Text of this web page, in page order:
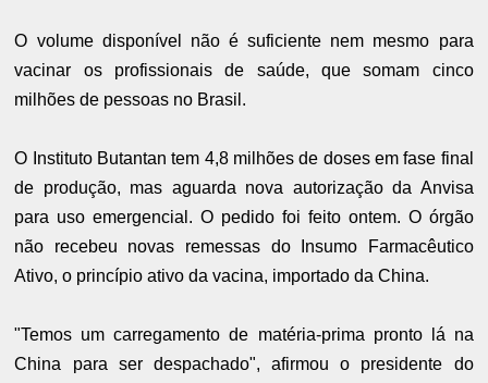
O volume disponível não é suficiente nem mesmo para
vacinar os profissionais de saúde, que somam cinco
milhões de pessoas no Brasil.
O Instituto Butantan tem 4,8 milhões de doses em fase final
de produção, mas aguarda nova autorização da Anvisa
para uso emergencial. O pedido foi feito ontem. O órgão
não recebeu novas remessas do Insumo Farmacêutico
Ativo, o princípio ativo da vacina, importado da China.
"Temos um carregamento de matéria-prima pronto lá na
China para ser despachado", afirmou o presidente do